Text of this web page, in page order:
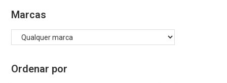
Marcas
Ordenar por